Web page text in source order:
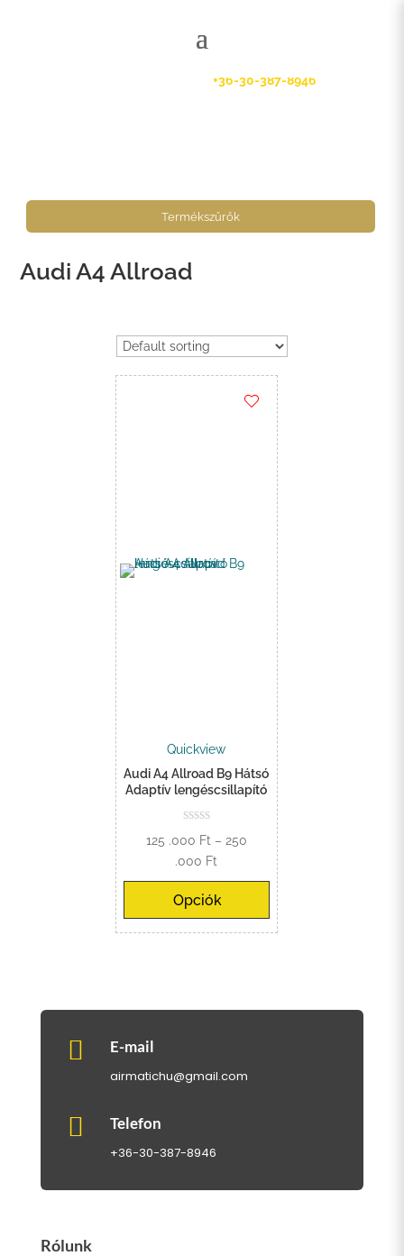
+36-30-387-8946
Termékszűrők
Audi A4 Allroad
Quickview
Audi A4 Allroad B9 Hátsó
Adaptív lengéscsillapító
125 .000 Ft – 250
.000 Ft Ártartomány:
125
.000 Ft
-
Opciók
 E-mail
airmatichu@gmail.com
 Telefon
+36-30-387-8946
Rólunk